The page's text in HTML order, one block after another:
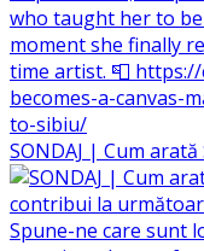
SONDAJ | Cum